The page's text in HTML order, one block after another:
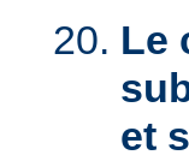
Le
et